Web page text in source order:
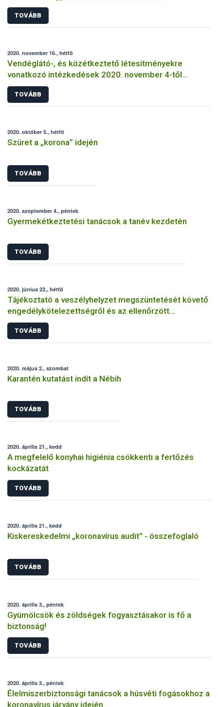
TOVÁBB
2020. november 16., hétfő
Vendéglátó-, és közétkeztető létesítményekre
vonatkozó intézkedések 2020. november 4-től
visszavonásig
TOVÁBB
2020. október 5., hétfő
Szüret a „korona” idején
TOVÁBB
2020. szeptember 4., péntek
Gyermekétkeztetési tanácsok a tanév kezdetén
TOVÁBB
2020. június 22., hétfő
Tájékoztató a veszélyhelyzet megszüntetését követő
engedélykötelezettségről és az ellenőrzött
bejelentés megtételéről
TOVÁBB
2020. május 2., szombat
Karantén kutatást indít a Nébih
TOVÁBB
2020. április 21., kedd
A megfelelő konyhai higiénia csökkenti a fertőzés
kockázatát
TOVÁBB
2020. április 21., kedd
Kiskereskedelmi „koronavírus audit” - összefoglaló
TOVÁBB
2020. április 3., péntek
Gyümölcsök és zöldségek fogyasztásakor is fő a
biztonság!
TOVÁBB
2020. április 3., péntek
Élelmiszerbiztonsági tanácsok a húsvéti fogásokhoz a
koronavírus járvány idején